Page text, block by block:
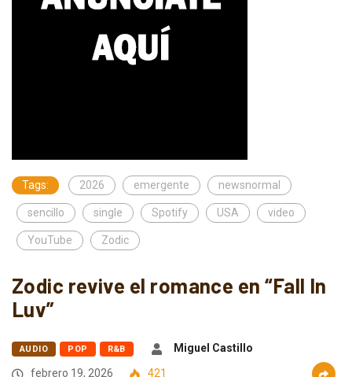
Tags: 2026 emergente newsnormal
sencillo single Spotify USA video
YouTube Zodic
Zodic revive el romance en “Fall In
Luv”
AUDIO POP R&B
Miguel Castillo
febrero 19, 2026
421